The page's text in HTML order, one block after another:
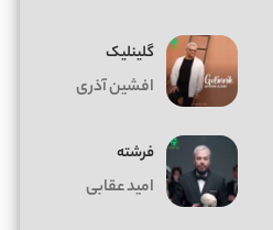
گلینلیک
افشین آذری
فرشته
امید عقابی